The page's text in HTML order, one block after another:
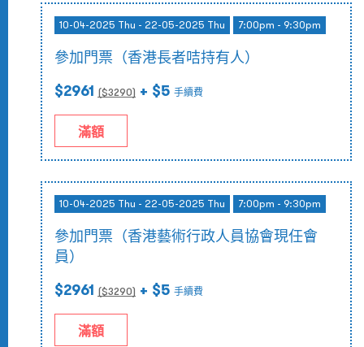
10-04-2025 Thu - 22-05-2025 Thu 7:00pm - 9:30pm
參加門票（香港長者咭持有人）
$2961 ($3290) + $5 手續費
滿額
10-04-2025 Thu - 22-05-2025 Thu 7:00pm - 9:30pm
參加門票（香港藝術行政人員協會現任會
員）
$2961 ($3290) + $5 手續費
滿額